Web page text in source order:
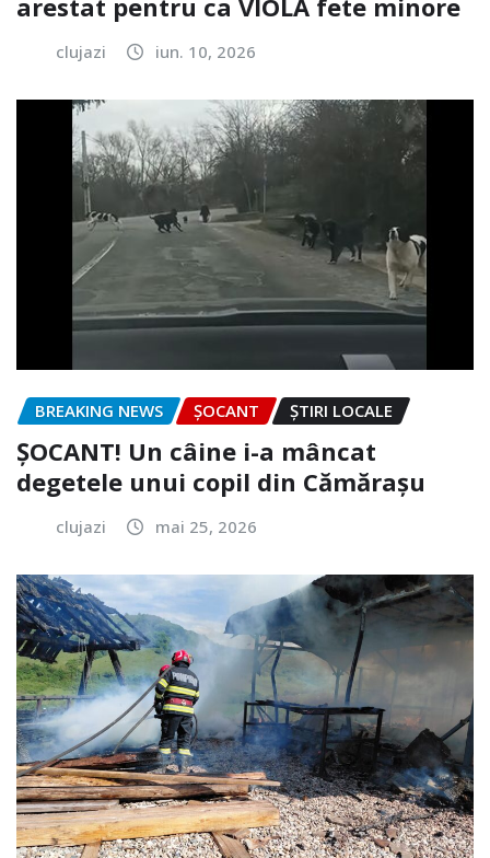
clujazi iun. 10, 2026
BREAKING NEWS ȘOCANT ȘTIRI LOCALE
ȘOCANT! Un câine i-a mâncat
degetele unui copil din Cămărașu
clujazi mai 25, 2026